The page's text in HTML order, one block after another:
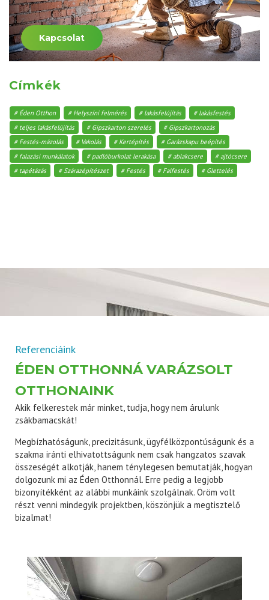
Kapcsolat
Címkék
Éden Otthon Helyszíni felmérés lakásfelújítás
lakásfestés
teljes lakásfelújítás
Gipszkarton szerelés
Gipszkartonozás
Festés-mázolás
Vakolás Kertépítés
Garázskapu beépítés
falazási munkálatok
padlóburkolat lerakása ablakcsere
ajtócsere
tapétázás
Szárazépítészet Festés Falfestés Glettelés
Referenciáink
ÉDEN OTTHONNÁ VARÁZSOLT
OTTHONAINK
Akik felkerestek már minket, tudja, hogy nem árulunk
zsákbamacskát!
Megbízhatóságunk, precizitásunk, ügyfélközpontúságunk és a
szakma iránti elhivatottságunk nem csak hangzatos szavak
összeségét alkotják, hanem ténylegesen bemutatják, hogyan
dolgozunk mi az Éden Otthonnál. Erre pedig a legjobb
bizonyítékként az alábbi munkáink szolgálnak. Öröm volt
részt venni mindegyik projektben, köszönjük a megtisztelő
bizalmat!